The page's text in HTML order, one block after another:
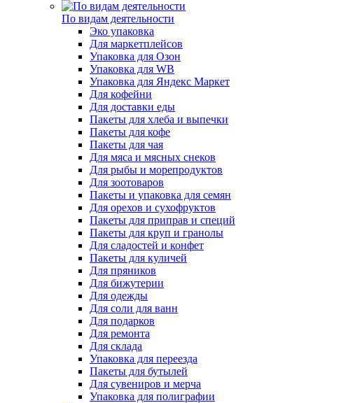
По видам деятельности
Эко упаковка
Для маркетплейсов
Упаковка для Озон
Упаковка для WB
Упаковка для Яндекс Маркет
Для кофейни
Для доставки еды
Пакеты для хлеба и выпечки
Пакеты для кофе
Пакеты для чая
Для мяса и мясных снеков
Для рыбы и морепродуктов
Для зоотоваров
Пакеты и упаковка для семян
Для орехов и сухофруктов
Пакеты для приправ и специй
Пакеты для круп и гранолы
Для сладостей и конфет
Пакеты для куличей
Для пряников
Для бижутерии
Для одежды
Для соли для ванн
Для подарков
Для ремонта
Для склада
Упаковка для переезда
Пакеты для бутылей
Для сувениров и мерча
Упаковка для полиграфии